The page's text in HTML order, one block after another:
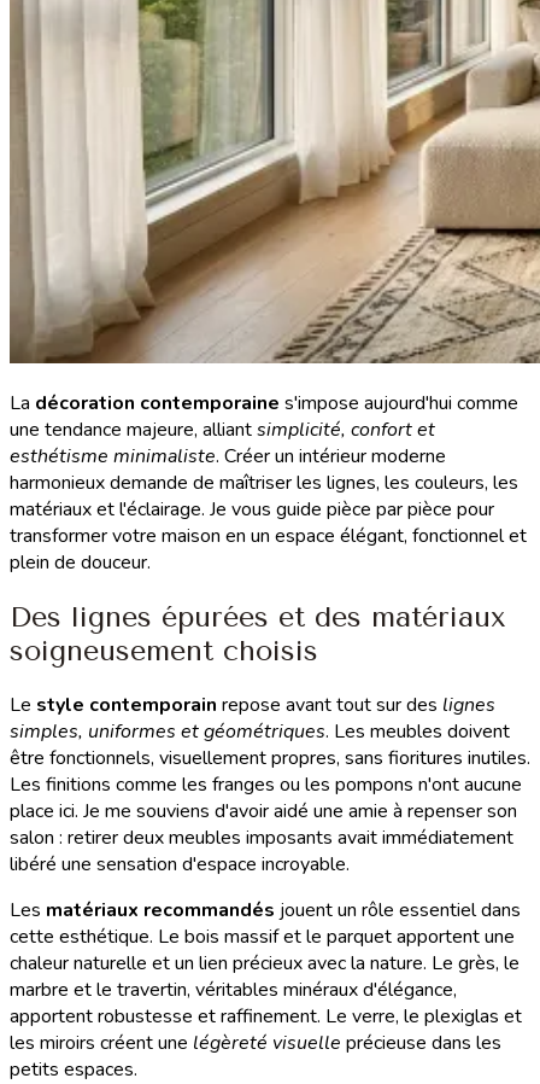
La décoration contemporaine s'impose aujourd'hui comme
une tendance majeure, alliantsimplicité, confort et
esthétisme minimaliste. Créer un intérieur moderne
harmonieux demande de maîtriser les lignes, les couleurs, les
matériaux et l'éclairage. Je vous guide pièce par pièce pour
transformer votre maison en un espace élégant, fonctionnel et
plein de douceur.
Des lignes épurées et des matériaux
soigneusement choisis
Le style contemporain repose avant tout sur des lignes
simples, uniformes et géométriques. Les meubles doivent
être fonctionnels, visuellement propres, sans fioritures inutiles.
Les finitions comme les franges ou les pompons n'ont aucune
place ici. Je me souviens d'avoir aidé une amie à repenser son
salon : retirer deux meubles imposants avait immédiatement
libéré une sensation d'espace incroyable.
Les matériaux recommandés jouent un rôle essentiel dans
cette esthétique. Le bois massif et le parquet apportent une
chaleur naturelle et un lien précieux avec la nature. Le grès, le
marbre et le travertin, véritables minéraux d'élégance,
apportent robustesse et raffinement. Le verre, le plexiglas et
les miroirs créent une légèreté visuelle précieuse dans les
petits espaces.